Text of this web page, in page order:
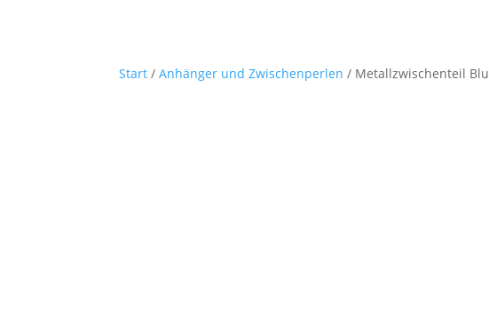
Start /Anhänger und Zwischenperlen / Metallzwischenteil